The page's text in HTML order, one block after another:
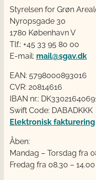
Styrelsen for Grøn
Nyropsgade 30
1780 København V
Tlf.: +45 33 95 80 00
E-mail: mail@sgav.dk
EAN: 5798000893016
CVR: 20814616
IBAN nr.:
Swift Code: DABADKKK
Elektronisk fakturering
Åben:
Mandag – Torsdag fra
Fredag fra 08.30 – 14.00